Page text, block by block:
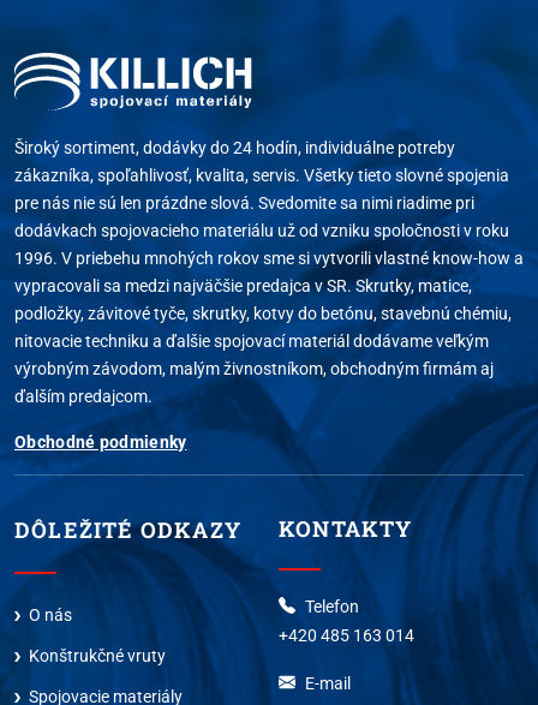
Široký sortiment, dodávky do 24 hodín, individuálne potreby
zákazníka, spoľahlivosť, kvalita, servis. Všetky tieto slovné spojenia
pre nás nie sú len prázdne slová. Svedomite sa nimi riadime pri
dodávkach spojovacieho materiálu už od vzniku spoločnosti v roku
1996. V priebehu mnohých rokov sme si vytvorili vlastné know-how a
vypracovali sa medzi najväčšie predajca v SR. Skrutky, matice,
podložky, závitové tyče, skrutky, kotvy do betónu, stavebnú chémiu,
nitovacie techniku a ďalšie spojovací materiál dodávame veľkým
výrobným závodom, malým živnostníkom, obchodným firmám aj
ďalším predajcom.
Obchodné podmienky
DÔLEŽITÉ ODKAZY
O nás
Konštrukčné vruty
Spojovacie materiály
KONTAKTY
Telefon
+420 485 163 014
E-mail